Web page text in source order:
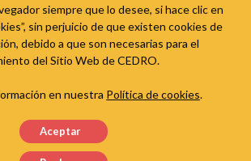
siempre que lo desee, si hace clic en
sin perjuicio de que existen cookies de
debido a que son necesarias para el
del Sitio Web de CEDRO.
en nuestra Política de cookies.
Aceptar